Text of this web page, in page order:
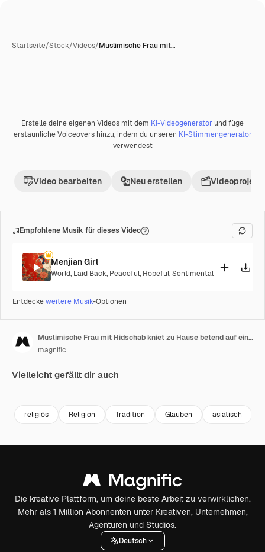
Startseite/Stock/Videos/Muslimische Frau mit…
Erstelle deine eigenen Videos mit dem KI-Videogenerator und füge
erstaunliche Voiceovers hinzu, indem du unseren KI-Stimmengenerator
verwendest
Video bearbeiten Neu erstellen Videoprojekt
Empfohlene Musik für dieses Video
Menjian Girl
World, Laid Back, Peaceful, Hopeful,Sentimental
Entdeckeweitere Musik-Optionen
Muslimische Frau mit Hidschab kniet zu Hause betend auf einem Gebetsteppich.
magnific
Vielleicht gefällt dir auch
religiös Religion Tradition Glauben asiatisch
Die kreative Plattform, um deine beste Arbeit zu verwirklichen.
Mehr als 1 Million Abonnenten unter Kreativen, Unternehmen,
Agenturen und Studios.
Deutsch